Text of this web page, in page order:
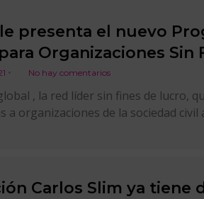
presenta el nuevo
Organizaciones Sin
No hay comentarios
, la red líder sin fines de lucro,
a organizaciones de la sociedad
Carlos Slim ya